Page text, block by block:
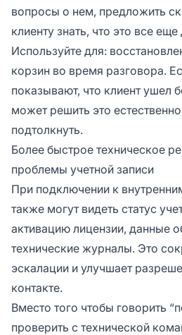
вопросы о нем, предложить
клиенту знать, что это все
Используйте для:
корзин во время разговора.
показывают, что клиент ушел
может решить это
подтолкнуть.
Более быстрое техническое
проблемы учетной записи
При подключении к
также могут видеть статус
активацию лицензии, данные
технические журналы. Это
эскалации и улучшает
контакте.
Вместо того чтобы говорить
проверить с технической